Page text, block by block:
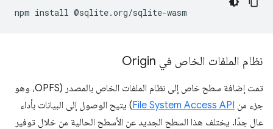
npm install
نظام الملفات الخاص في Origin
تمت إضافة سطح خاص إلى نظام الملفات الخاص بالمصدر (OPFS، وهو
جزء من File System Access API) يتيح الوصول إلى البيانات بأداء
عالٍ جدًا. يختلف هذا السطح الجديد عن الأسطح الحالية من خلال توفير